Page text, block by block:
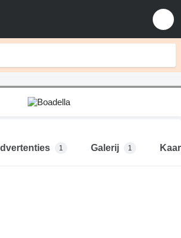
1 Galerij 1